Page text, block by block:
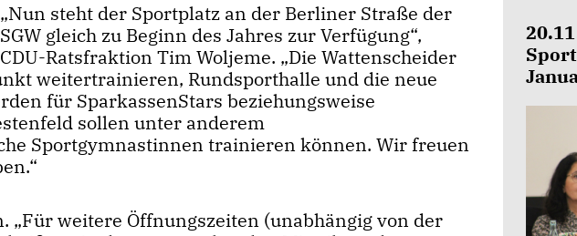
Nun steht der Sportplatz an der Berliner Straße der
SGW gleich zu Beginn des Jahres zur Verfügung“,
Ratsfraktion Tim Woljeme. „Die Wattenscheider
weitertrainieren, Rundsporthalle und die neue
für SparkassenStars beziehungsweise
sollen unter anderem
Sportgymnastinnen trainieren können. Wir freuen
„Für weitere Öffnungszeiten (unabhängig von der